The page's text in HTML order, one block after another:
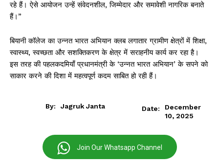
रहे हैं। ऐसे आयोजन उन्हें संवेदनशील, जिम्मेदार और समावेशी नागरिक बनाते
हैं।”
बियानी कॉलेज का उन्नत भारत अभियान क्लब लगातार ग्रामीण क्षेत्रों में शिक्षा,
स्वास्थ्य, स्वच्छता और सशक्तिकरण के क्षेत्र में सराहनीय कार्य कर रहा है।
इस तरह की पहलकदमियाँ प्रधानमंत्री के ‘उन्नत भारत अभियान’ के सपने को
साकार करने की दिशा में महत्वपूर्ण कदम साबित हो रही हैं।
By: Jagruk Janta Date:
December
10, 2025
Join Our Whatsapp Channel